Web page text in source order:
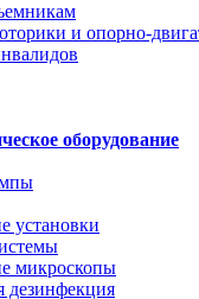
и опорно-
оборудование
установки
микроскопы
дезинфекция